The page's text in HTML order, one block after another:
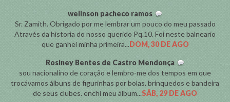
welinson pacheco ramos
Sr. Zamith. Obrigado por me lembrar um pouco do meu passado
Através da historia do nosso querido Pq.10. Foi neste balneario
que ganhei minha primeira...DOM, 30 DE AGO
Rosiney Bentes de Castro Mendonça
sou nacionalino de coração e lembro-me dos tempos em que
trocávamos álbuns de figurinhas por bolas, brinquedos e bandeira
de seus clubes. enchi meu álbum...SÁB, 29 DE AGO